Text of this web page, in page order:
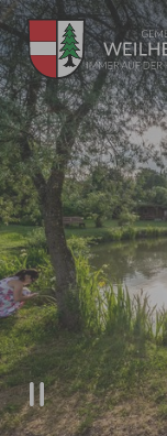
Zum Hauptinhalt